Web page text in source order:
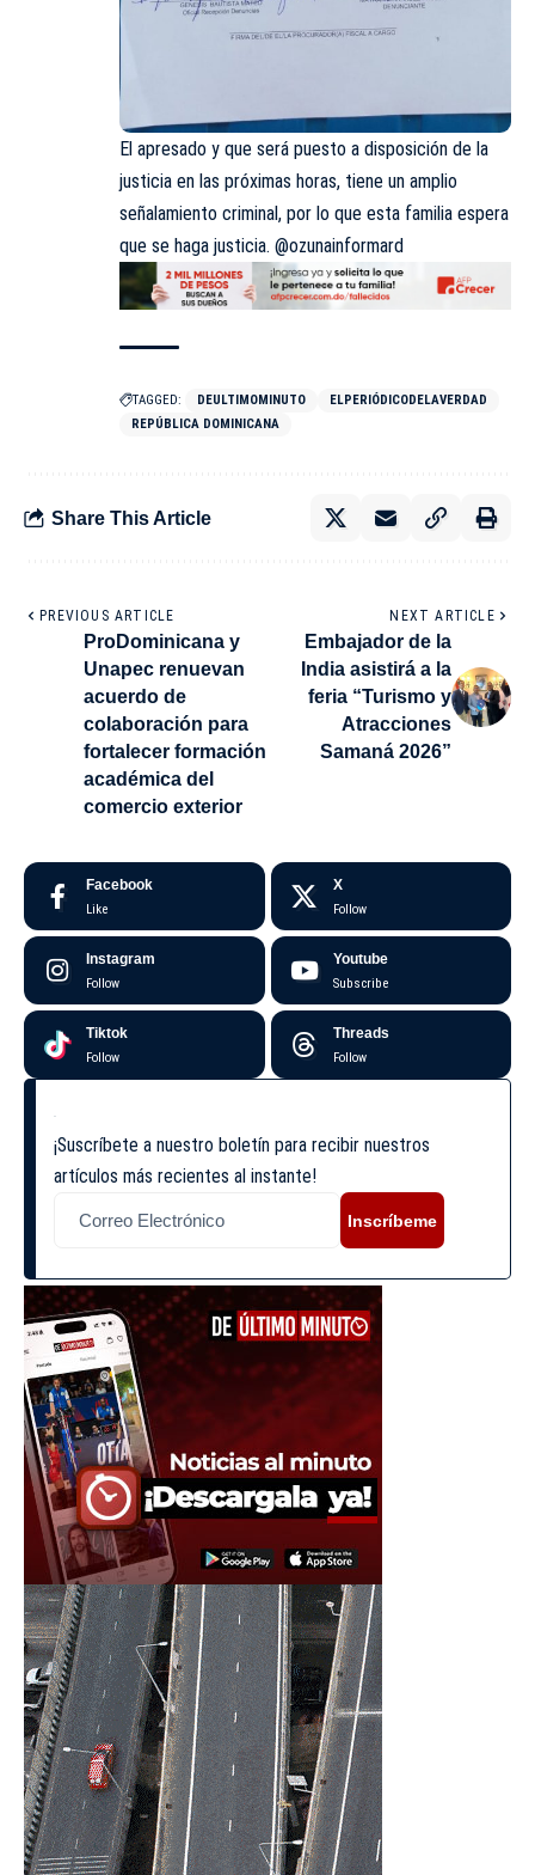
El apresado y que será puesto a disposición de la
justicia en las próximas horas, tiene un amplio
señalamiento criminal, por lo que esta familia espera
que se haga justicia. @ozunainformard
TAGGED: DEULTIMOMINUTO
ELPERIÓDICODELAVERDAD
REPÚBLICA DOMINICANA
Share This Article
PREVIOUS ARTICLE
ProDominicana y
Unapec renuevan
acuerdo de
colaboración para
fortalecer formación
académica del
comercio exterior
NEXT ARTICLE
Embajador de la
India asistirá a la
feria “Turismo y
Atracciones
Samaná 2026”
Facebook
Like
X
Follow
Instagram
Follow
Youtube
Subscribe
Tiktok
Follow
Threads
Follow
¡Suscríbete a nuestro boletín para recibir nuestros
artículos más recientes al instante!
Inscríbeme